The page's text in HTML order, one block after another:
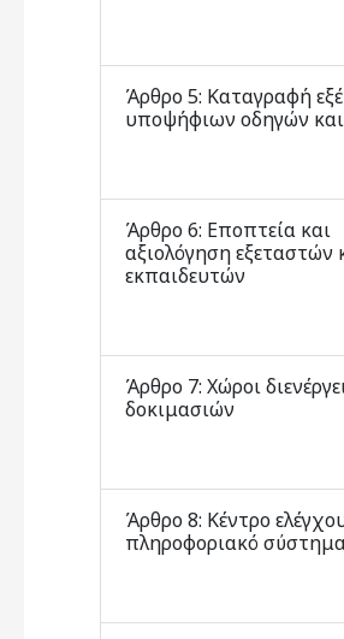
Άρθρο 5: Καταγραφή
υποψήφιων οδηγών
Άρθρο 6: Εποπτεία και
αξιολόγηση εξεταστών
εκπαιδευτών
Άρθρο 7: Χώροι
δοκιμασιών
Άρθρο 8: Κέντρο
πληροφοριακό